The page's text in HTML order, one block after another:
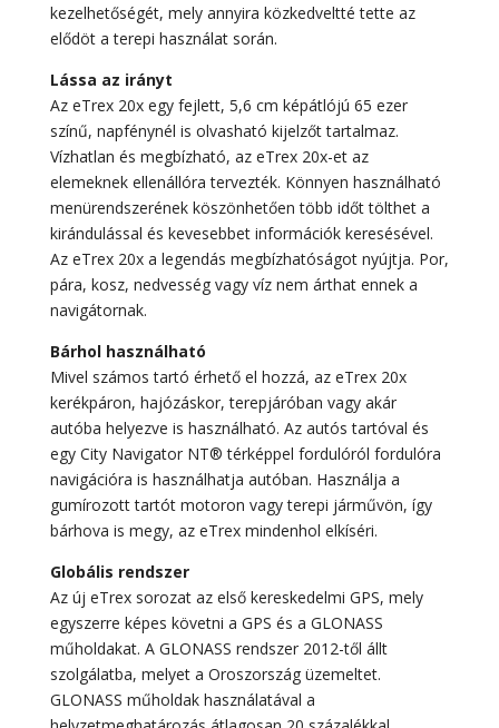
kezelhetőségét, mely annyira közkedveltté tette az
elődöt a terepi használat során.
Lássa az irányt
Az eTrex 20x egy fejlett, 5,6 cm képátlójú 65 ezer
színű, napfénynél is olvasható kijelzőt tartalmaz.
Vízhatlan és megbízható, az eTrex 20x-et az
elemeknek ellenállóra tervezték. Könnyen használható
menürendszerének köszönhetően több időt tölthet a
kirándulással és kevesebbet információk keresésével.
Az eTrex 20x a legendás megbízhatóságot nyújtja. Por,
pára, kosz, nedvesség vagy víz nem árthat ennek a
navigátornak.
Bárhol használható
Mivel számos tartó érhető el hozzá, az eTrex 20x
kerékpáron, hajózáskor, terepjáróban vagy akár
autóba helyezve is használható. Az autós tartóval és
egy City Navigator NT® térképpel fordulóról fordulóra
navigációra is használhatja autóban. Használja a
gumírozott tartót motoron vagy terepi járművön, így
bárhova is megy, az eTrex mindenhol elkíséri.
Globális rendszer
Az új eTrex sorozat az első kereskedelmi GPS, mely
egyszerre képes követni a GPS és a GLONASS
műholdakat. A GLONASS rendszer 2012-től állt
szolgálatba, melyet a Oroszország üzemeltet.
GLONASS műholdak használatával a